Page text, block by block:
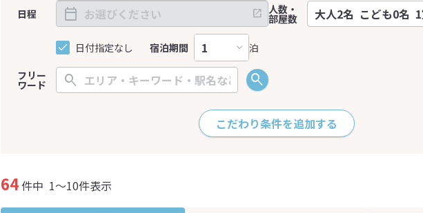
日程
日付指定なし 宿泊期間 泊
人数・
部屋数
フリー
ワード
こだわり条件を追加する
64件中 1～10件表示